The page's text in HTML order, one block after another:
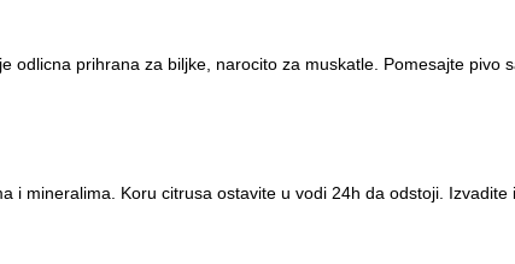
odlicna prihrana za biljke, narocito za muskatle. Pomesajte
i mineralima. Koru citrusa ostavite u vodi 24h da odstoji.